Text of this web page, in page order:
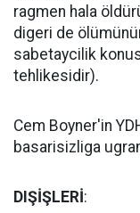
ragmen hala
digeri de
sabetaycilik
tehlikesidir).
Cem Boyner'in
basarisizliga
DIŞİŞLERİ: